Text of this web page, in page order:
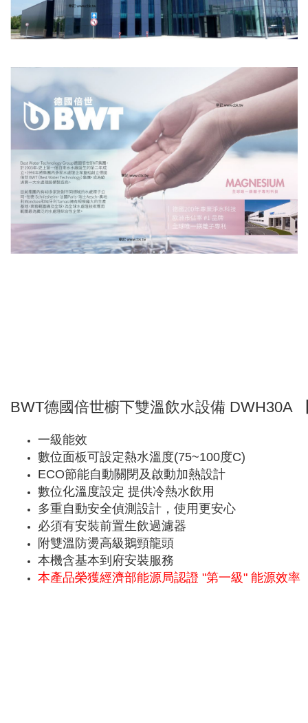
BWT德國倍世櫥下雙溫飲水設備 DWH30A
一級能效
數位面板可設定熱水溫度(75~100度C)
ECO節能自動關閉及啟動加熱設計
數位化溫度設定 提供冷熱水飲用
多重自動安全偵測設計，使用更安心
必須有安裝前置生飲過濾器
附雙溫防燙高級鵝頸龍頭
本機含基本到府安裝服務
本產品榮獲經濟部能源局認證 "第一級" 能源效率